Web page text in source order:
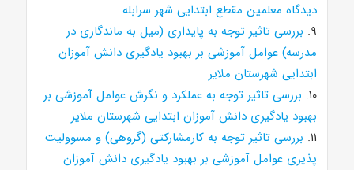
دیدگاه معلمین مقطع ابتدایی شهر سرابله
۹. بررسی تاثیر توجه به پایداری (میل به ماندگاری در
مدرسه) عوامل آموزشی بر بهبود یادگیری دانش آموزان
ابتدایی شهرستان ملایر
۱۰. بررسی تاثیر توجه به عملکرد و نگرش عوامل آموزشی بر
بهبود یادگیری دانش آموزان ابتدایی شهرستان ملایر
۱۱. بررسی تاثیر توجه به کارمشارکتی (گروهی) و مسوولیت
پذیری عوامل آموزشی بر بهبود یادگیری دانش آموزان